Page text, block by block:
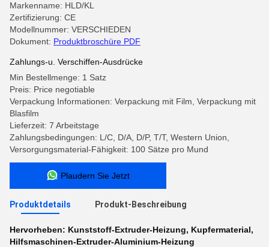
Markenname: HLD/KL
Zertifizierung: CE
Modellnummer: VERSCHIEDEN
Dokument: Produktbroschüre PDF
Zahlungs-u. Verschiffen-Ausdrücke
Min Bestellmenge: 1 Satz
Preis: Price negotiable
Verpackung Informationen: Verpackung mit Film, Verpackung mit
Blasfilm
Lieferzeit: 7 Arbeitstage
Zahlungsbedingungen: L/C, D/A, D/P, T/T, Western Union,
Versorgungsmaterial-Fähigkeit: 100 Sätze pro Mund
Plaudern Sie Jetzt
Produktdetails Produkt-Beschreibung
Hervorheben: Kunststoff-Extruder-Heizung, Kupfermaterial,
Hilfsmaschinen-Extruder-Aluminium-Heizung